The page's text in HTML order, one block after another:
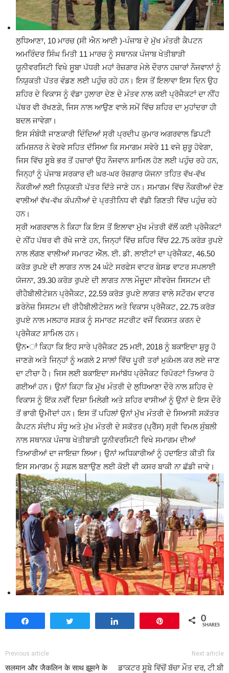
ਲੁਧਿਆਣਾ, 10 ਮਾਰਚ (ਸੀ ਐਨ ਆਈ )-ਪੰਜਾਬ ਦੇ ਮੁੱਖ ਮੰਤਰੀ ਕੈਪਟਨ
ਅਮਰਿੰਦਰ ਸਿੰਘ ਮਿਤੀ 11 ਮਾਰਚ ਨੂੰ ਸਥਾਨਕ ਪੰਜਾਬ ਖੇਤੀਬਾੜੀ
ਯੂਨੀਵਰਸਿਟੀ ਵਿਖੇ ਸੂਬਾ ਪੱਧਰੀ ਮਹਾਂ ਰੋਜ਼ਗਾਰ ਮੇਲੇ ਦੌਰਾਨ ਹਜ਼ਾਰਾਂ ਨੌਜਵਾਨਾਂ ਨੂੰ
ਨਿਯੁਕਤੀ ਪੱਤਰ ਵੰਡਣ ਲਈ ਪਹੁੰਚ ਰਹੇ ਹਨ। ਇਸ ਤੋਂ ਇਲਾਵਾ ਇਸ ਦਿਨ ਉਹ
ਸ਼ਹਿਰ ਦੇ ਵਿਕਾਸ ਨੂੰ ਵੱਡਾ ਹੁਲਾਰਾ ਦੇਣ ਦੇ ਮੰਤਵ ਨਾਲ ਕਈ ਪ੍ਰੋਜੈਕਟਾਂ ਦਾ ਨੀਂਹ
ਪੱਥਰ ਵੀ ਰੱਖਣਗੇ, ਜਿਸ ਨਾਲ ਆਉਣ ਵਾਲੇ ਸਮੇਂ ਵਿੱਚ ਸ਼ਹਿਰ ਦਾ ਮੁਹਾਂਦਰਾ ਹੀ
ਬਦਲ ਜਾਵੇਗਾ।
ਇਸ ਸੰਬੰਧੀ ਜਾਣਕਾਰੀ ਦਿੰਦਿਆਂ ਸ੍ਰੀ ਪ੍ਰਦੀਪ ਕੁਮਾਰ ਅਗਰਵਾਲ ਡਿਪਟੀ
ਕਮਿਸ਼ਨਰ ਨੇ ਵੇਰਵੇ ਸਹਿਤ ਦੱਸਿਆ ਕਿ ਸਮਾਗਮ ਸਵੇਰੇ 11 ਵਜੇ ਸ਼ੁਰੂ ਹੋਵੇਗਾ,
ਜਿਸ ਵਿੱਚ ਸੂਬੇ ਭਰ ਤੋਂ ਹਜ਼ਾਰਾਂ ਉਹ ਨੌਜਵਾਨ ਸ਼ਾਮਿਲ ਹੋਣ ਲਈ ਪਹੁੰਚ ਰਹੇ ਹਨ,
ਜਿਨ੍ਹਾਂ ਨੂੰ ਪੰਜਾਬ ਸਰਕਾਰ ਦੀ ਘਰ-ਘਰ ਰੋਜ਼ਗਾਰ ਯੋਜਨਾ ਤਹਿਤ ਵੱਖ-ਵੱਖ
ਨੌਕਰੀਆਂ ਲਈ ਨਿਯੁਕਤੀ ਪੱਤਰ ਦਿੱਤੇ ਜਾਣੇ ਹਨ। ਸਮਾਗਮ ਵਿੱਚ ਨੌਕਰੀਆਂ ਦੇਣ
ਵਾਲੀਆਂ ਵੱਖ-ਵੱਖ ਕੰਪਨੀਆਂ ਦੇ ਪ੍ਰਤੀਨਿਧ ਵੀ ਵੱਡੀ ਗਿਣਤੀ ਵਿੱਚ ਪਹੁੰਚ ਰਹੇ
ਹਨ।
ਸ੍ਰੀ ਅਗਰਵਾਲ ਨੇ ਕਿਹਾ ਕਿ ਇਸ ਤੋਂ ਇਲਾਵਾ ਮੁੱਖ ਮੰਤਰੀ ਵੱਲੋਂ ਕਈ ਪ੍ਰੋਜੈਕਟਾਂ
ਦੇ ਨੀਂਹ ਪੱਥਰ ਵੀ ਰੱਖੇ ਜਾਣੇ ਹਨ, ਜਿਨ੍ਹਾਂ ਵਿੱਚ ਸ਼ਹਿਰ ਵਿੱਚ 22.75 ਕਰੋੜ ਰੁਪਏ
ਨਾਲ ਲੱਗਣ ਵਾਲੀਆਂ ਸਮਾਰਟ ਐੱਲ. ਈ. ਡੀ. ਲਾਈਟਾਂ ਦਾ ਪ੍ਰੋਜੈਕਟ, 46.50
ਕਰੋੜ ਰੁਪਏ ਦੀ ਲਾਗਤ ਨਾਲ 24 ਘੰਟੇ ਸਰਫੇਸ ਵਾਟਰ ਬੇਸਡ ਵਾਟਰ ਸਪਲਾਈ
ਯੋਜਨਾ, 39.30 ਕਰੋੜ ਰੁਪਏ ਦੀ ਲਾਗਤ ਨਾਲ ਮੌਜੂਦਾ ਸੀਵਰੇਜ ਸਿਸਟਮ ਦੀ
ਰੀਹੈਬੀਲੀਟੇਸ਼ਨ ਪ੍ਰੋਜੈਕਟ, 22.59 ਕਰੋੜ ਰੁਪਏ ਲਾਗਤ ਵਾਲੇ ਸਟੌਰਮ ਵਾਟਰ
ਡਰੇਨੇਜ਼ ਸਿਸਟਮ ਦੀ ਰੀਹੈਬੀਲੀਟੇਸ਼ਨ ਅਤੇ ਵਿਕਾਸ ਪ੍ਰੋਜੈਕਟ, 22.75 ਕਰੋੜ
ਰੁਪਏ ਨਾਲ ਮਲਹਾਰ ਸੜਕ ਨੂੰ ਸਮਾਰਟ ਸਟਰੀਟ ਵਜੋਂ ਵਿਕਸਤ ਕਰਨ ਦੇ
ਪ੍ਰੋਜੈਕਟ ਸ਼ਾਮਿਲ ਹਨ।
ਉਨ•ਾਂ ਕਿਹਾ ਕਿ ਇਹ ਸਾਰੇ ਪ੍ਰੋਜੈਕਟ 25 ਮਈ, 2018 ਨੂੰ ਬਕਾਇਦਾ ਸ਼ੁਰੂ ਹੋ
ਜਾਣਗੇ ਅਤੇ ਜਿਨ੍ਹਾਂ ਨੂੰ ਅਗਲੇ 2 ਸਾਲਾਂ ਵਿੱਚ ਪੂਰੀ ਤਰਾਂ ਮੁਕੰਮਲ ਕਰ ਲਏ ਜਾਣ
ਦਾ ਟੀਚਾ ਹੈ। ਜਿਸ ਲਈ ਬਕਾਇਦਾ ਸਮਾਂਬੱਧ ਪ੍ਰੋਜੈਕਟ ਰਿਪੋਰਟਾਂ ਤਿਆਰ ਹੋ
ਗਈਆਂ ਹਨ। ਉਨਾਂ ਕਿਹਾ ਕਿ ਮੁੱਖ ਮੰਤਰੀ ਦੇ ਲੁਧਿਆਣਾ ਦੌਰੇ ਨਾਲ ਸ਼ਹਿਰ ਦੇ
ਵਿਕਾਸ ਨੂੰ ਇੱਕ ਨਵੀਂ ਦਿਸ਼ਾ ਮਿਲੇਗੀ ਅਤੇ ਸ਼ਹਿਰ ਵਾਸੀਆਂ ਨੂੰ ਉਨਾਂ ਦੇ ਇਸ ਦੌਰੇ
ਤੋਂ ਭਾਰੀ ਉਮੀਦਾਂ ਹਨ। ਇਸ ਤੋਂ ਪਹਿਲਾਂ ਉਨਾਂ ਮੁੱਖ ਮੰਤਰੀ ਦੇ ਸਿਆਸੀ ਸਕੱਤਰ
ਕੈਪਟਨ ਸੰਦੀਪ ਸੰਧੂ ਅਤੇ ਮੁੱਖ ਮੰਤਰੀ ਦੇ ਸਕੱਤਰ (ਪ੍ਰੈੱਸ) ਸ੍ਰੀ ਵਿਮਲ ਸੁੰਬਲੀ
ਨਾਲ ਸਥਾਨਕ ਪੰਜਾਬ ਖੇਤੀਬਾੜੀ ਯੂਨੀਵਰਸਿਟੀ ਵਿਖੇ ਸਮਾਗਮ ਦੀਆਂ
ਤਿਆਰੀਆਂ ਦਾ ਜਾਇਜ਼ਾ ਲਿਆ। ਉਨਾਂ ਅਧਿਕਾਰੀਆਂ ਨੂੰ ਹਦਾਇਤ ਕੀਤੀ ਕਿ
ਇਸ ਸਮਾਗਮ ਨੂੰ ਸਫ਼ਲ ਬਣਾਉਣ ਲਈ ਕੋਈ ਵੀ ਕਸਰ ਬਾਕੀ ਨਾ ਛੱਡੀ ਜਾਵੇ।
0
SHARES
Previous article
सलमान और जैकलिन के साथ झूमने के
Next article
ਡਾਕਟਰ ਸੂਬੇ ਵਿੱਚੋਂ ਬੱਚਾ ਮੌਤ ਦਰ, ਟੀ.ਬੀ